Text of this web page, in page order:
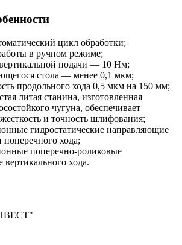
цикл обработки;
в ручном режиме;
вертикальной подачи — 10 Нм;
стола — менее 0,1 мкм;
продольного хода 0,5 мкм на 150 мм;
литая станина, изготовленная
чугуна, обеспечивает
и точность шлифования;
гидростатические направляющие
поперечного хода;
поперечно-роликовые
хода.